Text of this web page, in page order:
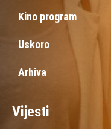
Kino program
Uskoro
Arhiva
Vijesti